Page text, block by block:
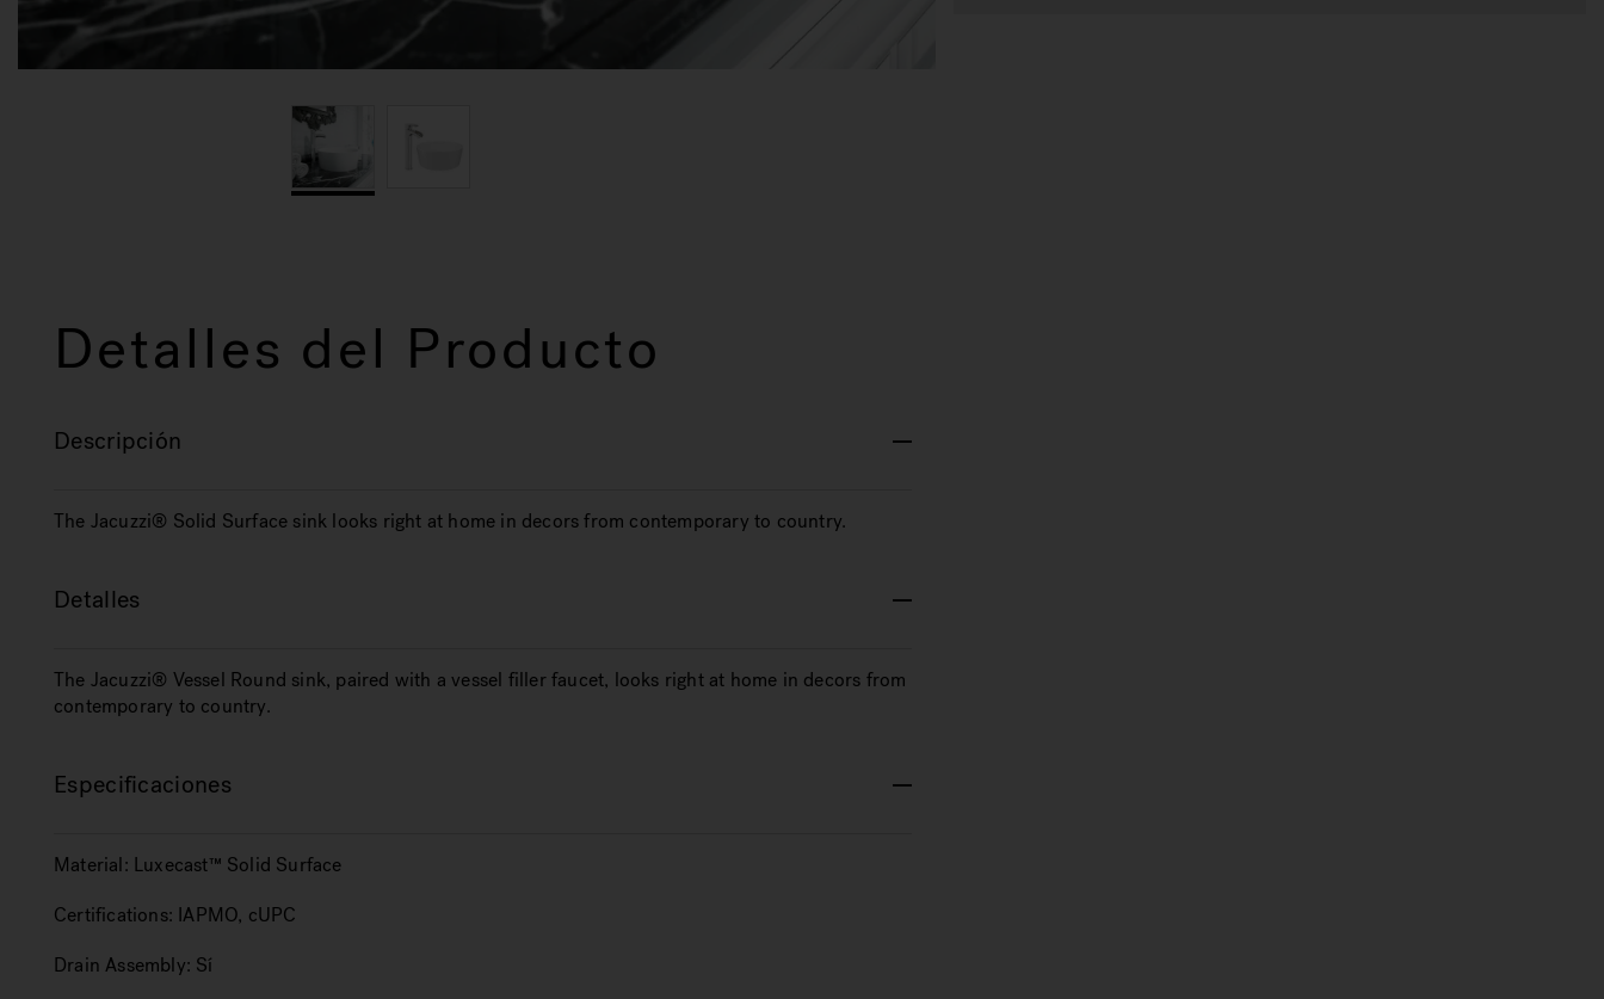
Detalles del Producto
Descripción
The Jacuzzi® Solid Surface sink looks right at home in decors from contemporary to country.
Detalles
The Jacuzzi® Vessel Round sink, paired with a vessel filler faucet, looks right at home in decors from
contemporary to country.
Especificaciones
Material: Luxecast™ Solid Surface
Certifications: IAPMO, cUPC
Drain Assembly: Sí